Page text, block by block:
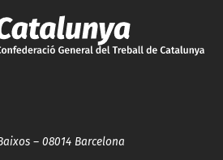
– 08014 Barcelona